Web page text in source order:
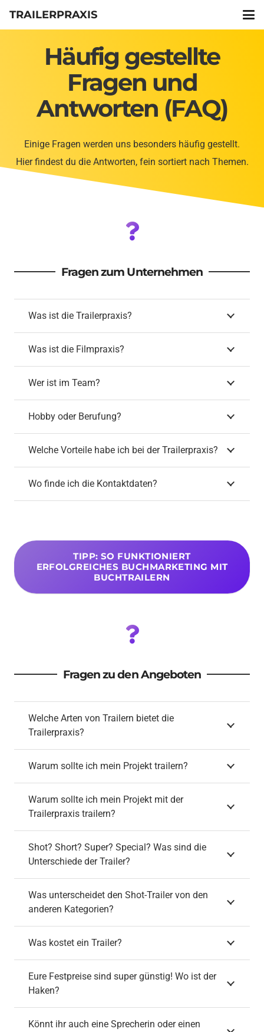
TRAILERPRAXIS
Häufig gestellte
Fragen und
Antworten (FAQ)
Einige Fragen werden uns besonders häufig gestellt.
Hier findest du die Antworten, fein sortiert nach Themen.
Fragen zum Unternehmen
Was ist die Trailerpraxis?
Was ist die Filmpraxis?
Wer ist im Team?
Hobby oder Berufung?
Welche Vorteile habe ich bei der Trailerpraxis?
Wo finde ich die Kontaktdaten?
TIPP: SO FUNKTIONIERT
ERFOLGREICHES BUCHMARKETING MIT
BUCHTRAILERN
Fragen zu den Angeboten
Welche Arten von Trailern bietet die
Trailerpraxis?
Warum sollte ich mein Projekt trailern?
Warum sollte ich mein Projekt mit der
Trailerpraxis trailern?
Shot? Short? Super? Special? Was sind die
Unterschiede der Trailer?
Was unterscheidet den Shot-Trailer von den
anderen Kategorien?
Was kostet ein Trailer?
Eure Festpreise sind super günstig! Wo ist der
Haken?
Könnt ihr auch eine Sprecherin oder einen